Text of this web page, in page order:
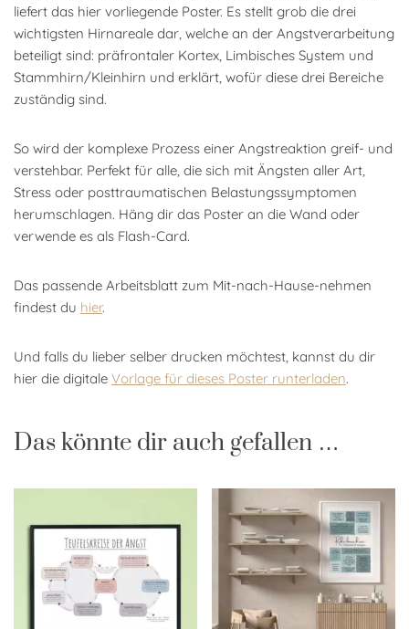
liefert das hier vorliegende Poster. Es stellt grob die drei
wichtigsten Hirnareale dar, welche an der Angstverarbeitung
beteiligt sind: präfrontaler Kortex, Limbisches System und
Stammhirn/Kleinhirn und erklärt, wofür diese drei Bereiche
zuständig sind.
So wird der komplexe Prozess einer Angstreaktion greif- und
verstehbar. Perfekt für alle, die sich mit Ängsten aller Art,
Stress oder posttraumatischen Belastungssymptomen
herumschlagen. Häng dir das Poster an die Wand oder
verwende es als Flash-Card.
Das passende Arbeitsblatt zum Mit-nach-Hause-nehmen
findest du hier.
Und falls du lieber selber drucken möchtest, kannst du dir
hier die digitale Vorlage für dieses Poster runterladen.
Das könnte dir auch gefallen …